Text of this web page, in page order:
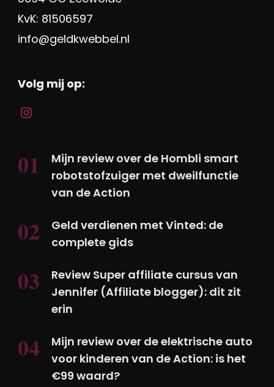
KvK: 81506597
info@geldkwebbel.nl
Volg mij op:
Mijn review over de Hombli smart
robotstofzuiger met dweilfunctie
van de Action
Geld verdienen met Vinted: de
complete gids
Review Super affiliate cursus van
Jennifer (Affiliate blogger): dit zit
erin
Mijn review over de elektrische auto
voor kinderen van de Action: is het
€99 waard?